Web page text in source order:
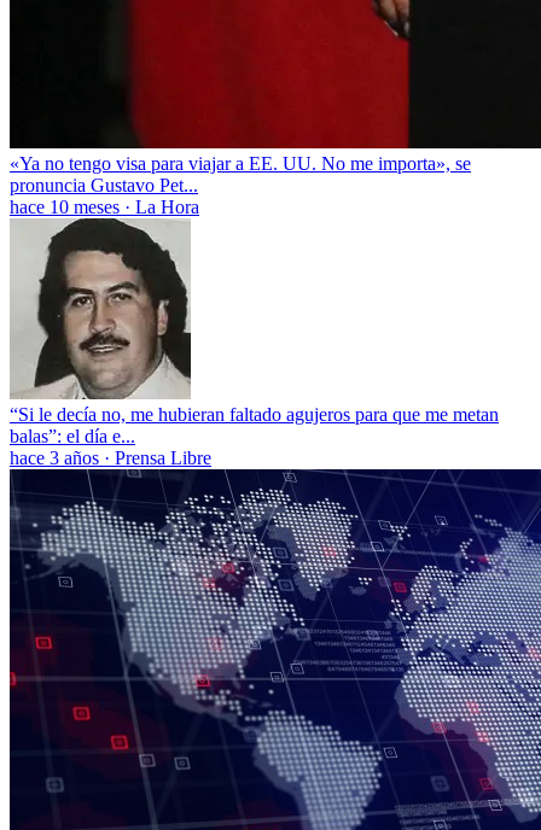
«Ya no tengo visa para viajar a EE. UU. No me importa», se
pronuncia Gustavo Pet...
hace 10 meses · La Hora
“Si le decía no, me hubieran faltado agujeros para que me metan
balas”: el día e...
hace 3 años · Prensa Libre